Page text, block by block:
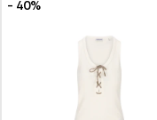
- 40%